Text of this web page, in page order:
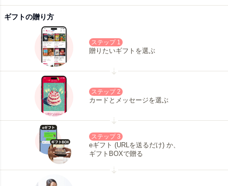
ギフトの贈り方
ステップ 1
贈りたいギフトを選ぶ
ステップ 2
カードとメッセージを選ぶ
ステップ 3
eギフト (URLを送るだけ) か、
ギフトBOXで贈る